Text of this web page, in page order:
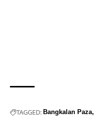
TAGGED: Bangkalan Paza